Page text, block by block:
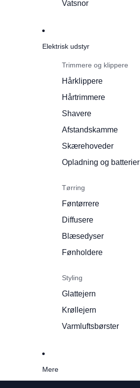
Vatsnor
Elektrisk udstyr
Trimmere og klippere
Hårklippere
Hårtrimmere
Shavere
Afstandskamme
Skærehoveder
Opladning og batterier
Tørring
Føntørrere
Diffusere
Blæsedyser
Fønholdere
Styling
Glattejern
Krøllejern
Varmluftsbørster
Mere